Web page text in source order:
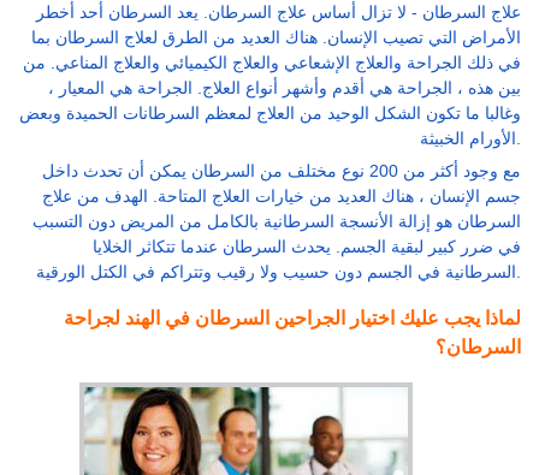
علاج السرطان - لا تزال أساس علاج السرطان. يعد السرطان أحد أخطر
الأمراض التي تصيب الإنسان. هناك العديد من الطرق لعلاج السرطان بما
في ذلك الجراحة والعلاج الإشعاعي والعلاج الكيميائي والعلاج المناعي. من
بين هذه ، الجراحة هي أقدم وأشهر أنواع العلاج. الجراحة هي المعيار ،
وغالبا ما تكون الشكل الوحيد من العلاج لمعظم السرطانات الحميدة وبعض
مع وجود أكثر من 200 نوع مختلف من السرطان يمكن أن تحدث داخل
جسم الإنسان ، هناك العديد من خيارات العلاج المتاحة. الهدف من علاج
السرطان هو إزالة الأنسجة السرطانية بالكامل من المريض دون التسبب
في ضرر كبير لبقية الجسم. يحدث السرطان عندما تتكاثر الخلايا
لماذا يجب عليك اختيار الجراحين السرطان في الهند لجراحة
السرطان؟
قد يكون اختيار